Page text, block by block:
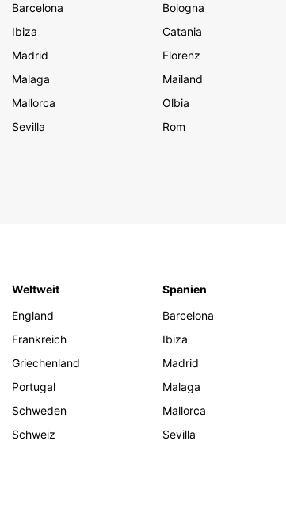
Barcelona
Ibiza
Madrid
Malaga
Mallorca
Sevilla
Bologna
Catania
Florenz
Mailand
Olbia
Rom
Weltweit
England
Frankreich
Griechenland
Portugal
Schweden
Schweiz
Spanien
Barcelona
Ibiza
Madrid
Malaga
Mallorca
Sevilla